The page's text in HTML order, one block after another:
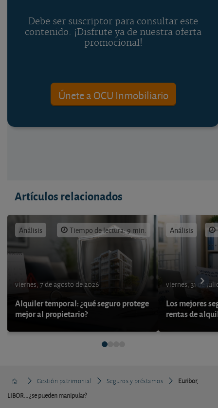
Debe ser suscriptor para consultar este
contenido. ¡Disfrute ya de nuestra oferta
promocional!
Únete a OCU Inmobiliario
Artículos relacionados
Análisis Tiempo de lectura: 9 min.
viernes, 7 de agosto de 2026
Alquiler temporal: ¿qué seguro protege
mejor al propietario?
Análisis
viernes, 31 de
Los mejores
rentas de
Gestión patrimonial Seguros y préstamos
Euribor,
LIBOR... ¿se pueden manipular?